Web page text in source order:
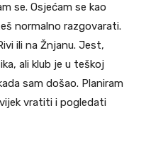
se. Osjećam se kao
normalno razgovarati.
ili na Žnjanu. Jest,
ali klub je u teškoj
sam došao. Planiram
vratiti i pogledati